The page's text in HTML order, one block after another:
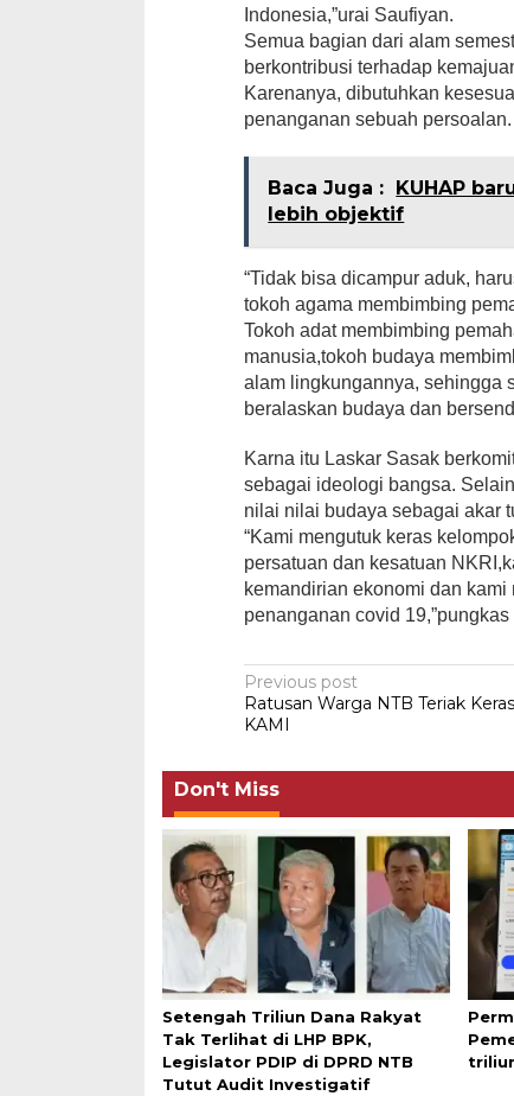
Indonesia,”urai Saufiyan.
Semua bagian dari alam
berkontribusi terhadap
Karenanya, dibutuhkan
penanganan sebuah persoalan.
Baca Juga : KUHAP
lebih objektif
“Tidak bisa dicampur aduk,
tokoh agama membimbing
Tokoh adat membimbing
manusia,tokoh budaya
alam lingkungannya, sehingga
beralaskan budaya dan
Karna itu Laskar Sasak
sebagai ideologi bangsa.
nilai nilai budaya sebagai akar
“Kami mengutuk keras
persatuan dan kesatuan
kemandirian ekonomi dan
penanganan covid
Post
navigation
Previous post
Ratusan Warga NTB Teriak
KAMI
Don't Miss
Setengah Triliun Dana Rakyat
Tak Terlihat di LHP BPK,
Legislator PDIP di DPRD NTB
Tutut Audit Investigatif